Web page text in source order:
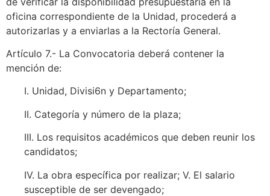
oficina correspondiente de la Unidad, procederá a
autorizarlas y a enviarlas a la Rectoría General.
Artículo 7.- La Convocatoria deberá contener la
mención de:
I. Unidad, Divisi6n y Departamento;
II. Categoría y número de la plaza;
III. Los requisitos académicos que deben reunir los
candidatos;
IV. La obra específica por realizar; V. El salario
susceptible de ser devengado;